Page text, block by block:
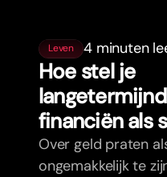
Leven 4 minuten
Hoe stel je
financiën als
Over geld praten
ongemakkelijk te